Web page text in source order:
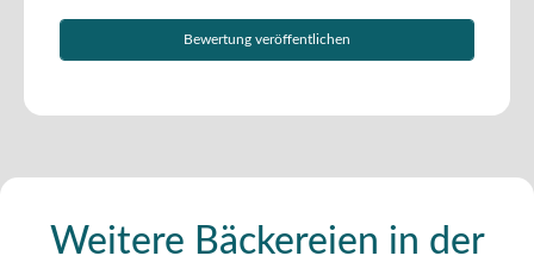
Weitere Bäckereien in der